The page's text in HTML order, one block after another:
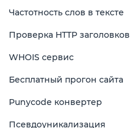
Частотность слов в тексте
Проверка HTTP заголовков
WHOIS сервис
Бесплатный прогон сайта
Punycode конвертер
Псевдоуникализация
таблицу,
прокрутки.